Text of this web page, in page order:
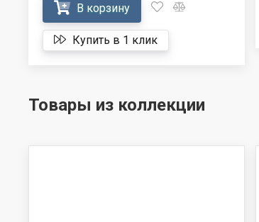
В корзину
Купить в 1 клик
Товары из коллекции